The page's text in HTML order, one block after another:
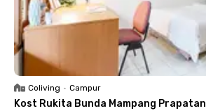
Coliving • Campur
Kost Rukita Bunda Mampang Prapatan